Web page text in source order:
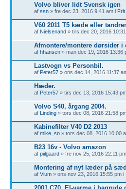
Volvo bliver lidt Svensk igen
af ssn » fre dec 23, 2016 9:41 am i
V60 2011 T5 kæde eller
af Nielsenand » tirs dec 20, 2016
Afmontere/montere dørsider i
af hhansen » man dec 19, 2016 13:36
Lastvogn vs Personbil.
af Peter57 » ons dec 14, 2016 11:37
Hæder.
af Peter57 » tirs dec 13, 2016 15:43
Volvo S40, årgang 2004.
af Linding » tors dec 08, 2016 21:58
Kabinefilter V40 D2 2013
af mike_sn » tors dec 08, 2016 10:00
B23 16v - Volvo amazon
af piilgaard » fre nov 25, 2016 22:11
Montering af nyt læder på
af Vium » ons nov 23, 2016 15:55 pm i
2001 C70, El-varme i